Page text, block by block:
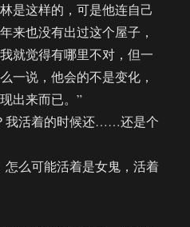
是这样的，可是他连自己
来也没有出过这个屋子，
就觉得有哪里不对，但一
一说，他会的不是变化，
出来而已。”
活着的时候还……还是个
么可能活着是女鬼，活着